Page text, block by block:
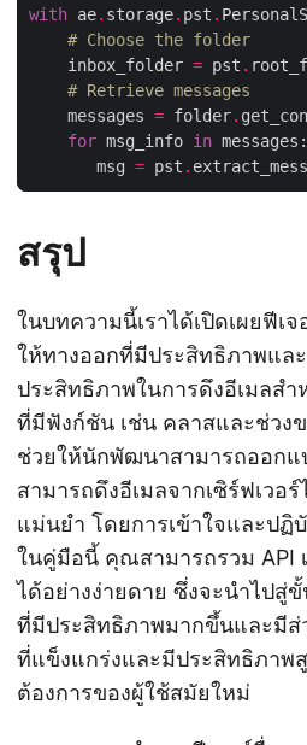
with ae. storage. pst .
# Choose the folder
    inbox_folder
= pst .
# Retrieve messages
    messages
= folder.
for msg_info in
       msg
= pst .
สรุป
ในบทความนี้เราได้เปิดเผยฟีเ
ให้ทางออกที่มีประสิทธิภาพแล
ประสิทธิภาพในการดึงอีเมลส
ที่มีฟังก์ชัน เช่น คลาสและช่วง
ช่วยให้นักพัฒนาสามารถออก
สามารถดึงอีเมลจากเซิร์ฟเวอ
แม่นยำ โดยการเข้าใจและปฏิ
ในคู่มือนี้ คุณสามารถรวม API
ได้อย่างง่ายดาย ซึ่งจะนำไปสู่
ที่มีประสิทธิภาพมากขึ้นและมีส่
ที่แข็งแกร่งและมีประสิทธิภาพ
ต้องการของผู้ใช้สมัยใหม่